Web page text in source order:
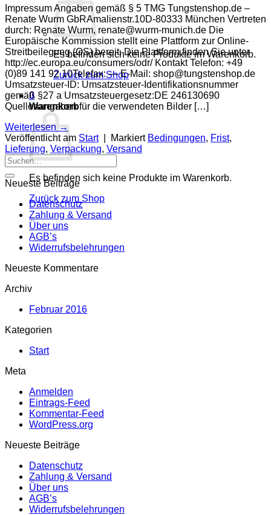
Es befinden sich keine Produkte im Warenkorb.
Zurück zum Shop
0
Warenkorb
Es befinden sich keine Produkte im Warenkorb.
Zurück zum Shop
Impressum Angaben gemäß § 5 TMG Tungstenshop.de –
Renate Wurm GbRAmalienstr.10D-80333 München Vertreten
durch: Renate Wurm, renate@wurm-munich.de Die
Europäische Kommission stellt eine Plattform zur Online-
Streitbeilegung (OS) bereit. Die Plattform finden Sie unter
http://ec.europa.eu/consumers/odr/ Kontakt Telefon: +49
(0)89 141 92 10Telefax: — E-Mail: shop@tungstenshop.de
Umsatzsteuer-ID: Umsatzsteuer-Identifikationsnummer
gemäß §27 a Umsatzsteuergesetz:DE 246130690
Quellenangaben für die verwendeten Bilder […]
Weiterlesen →
Veröffentlicht am Start Markiert Bedingungen, Frist,
Lieferung, Verpackung, Versand
Suche
nach:
Neueste Beiträge
Datenschutz
Zahlung & Versand
Über uns
AGB’s
Widerrufsbelehrungen
Neueste Kommentare
Archiv
Februar 2016
Kategorien
Start
Meta
Anmelden
Eintrags-Feed
Kommentar-Feed
WordPress.org
Neueste Beiträge
Datenschutz
Zahlung & Versand
Über uns
AGB’s
Widerrufsbelehrungen